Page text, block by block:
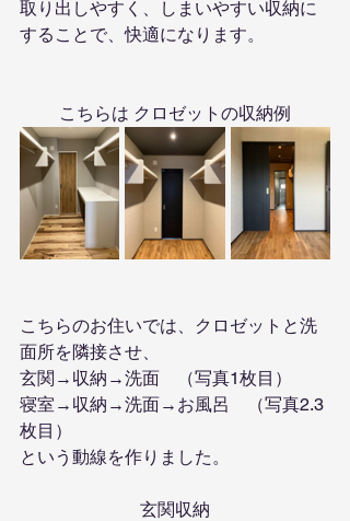
取り出しやすく、しまいやすい収納に
することで、快適になります。
こちらは クロゼットの収納例
こちらのお住いでは、クロゼットと洗
面所を隣接させ、
玄関→収納→洗面　（写真1枚目）
寝室→収納→洗面→お風呂　（写真2.3
枚目）
という動線を作りました。
玄関収納